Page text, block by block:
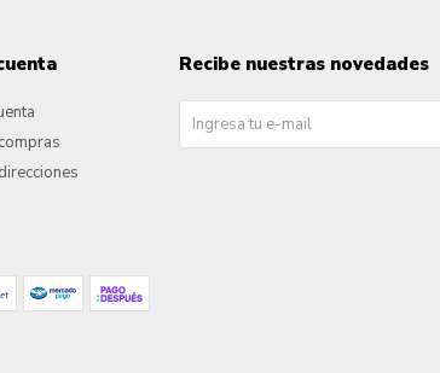
Recibe nuestras novedades